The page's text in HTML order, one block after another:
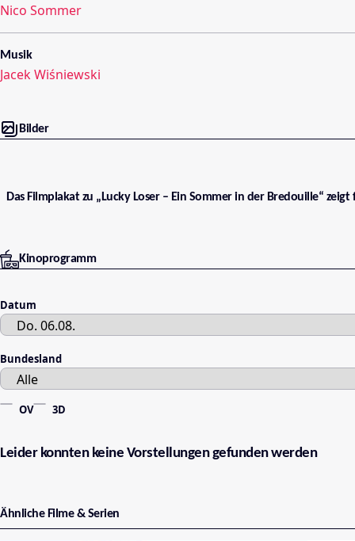
Nico Sommer
Musik
Jacek Wiśniewski
Bilder
Das Filmplakat zu „Lucky Loser – Ein Sommer in der Bredouille“
Kinoprogramm
Datum
Bundesland
OV 3D
Leider konnten keine Vorstellungen gefunden werden
Ähnliche Filme & Serien